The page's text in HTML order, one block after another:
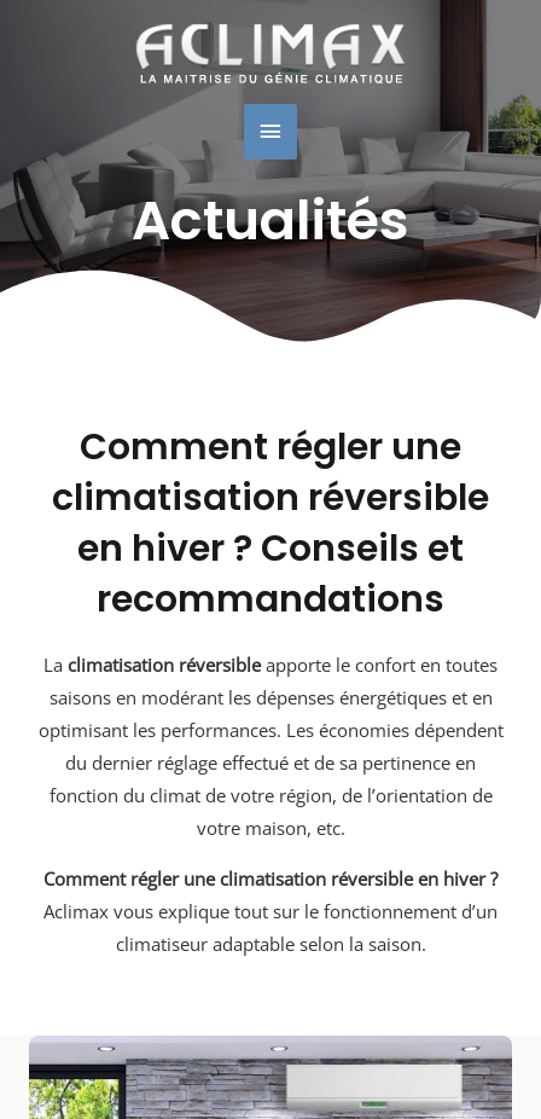
Menu
Principal
Actualités
Comment régler une
climatisation réversible
en hiver ? Conseils et
recommandations
La climatisation réversibleapporte le confort en toutes
saisons en modérant les dépenses énergétiques et en
optimisant les performances. Les économies dépendent
du dernier réglage effectué et de sa pertinence en
fonction du climat de votre région, de l’orientation de
votre maison, etc.
Comment régler une climatisation réversible en hiver ?
Aclimax vous explique tout sur le fonctionnement d’un
climatiseur adaptable selon la saison.